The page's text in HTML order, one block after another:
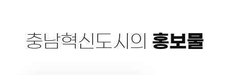
충남혁신도시의 홍보물